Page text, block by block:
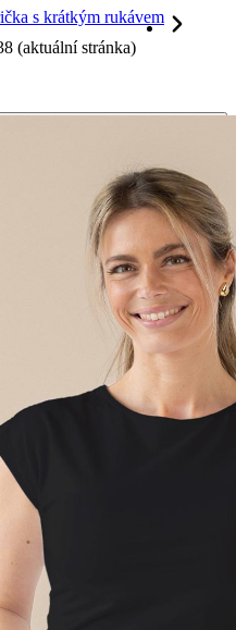
s krátkým rukávem
(aktuální stránka)